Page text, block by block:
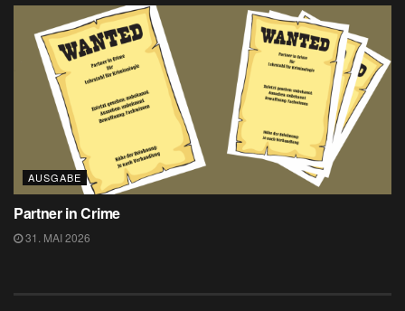
AUSGABE
Partner in Crime
31. MAI 2026